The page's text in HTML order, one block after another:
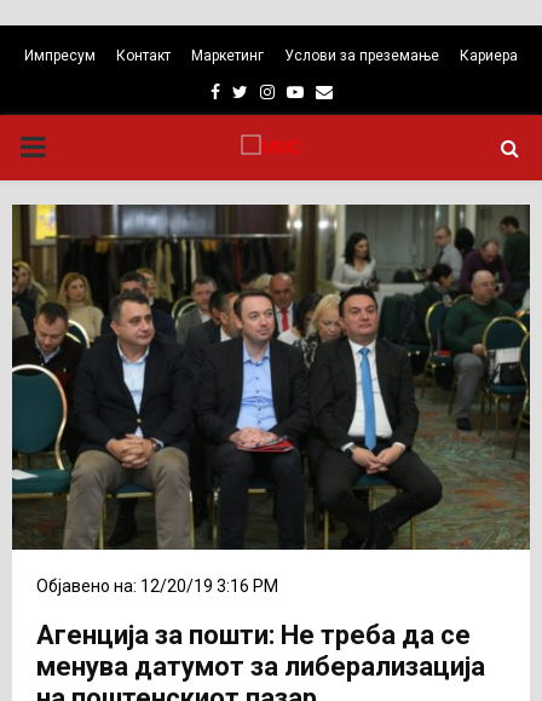
Импресум Контакт Маркетинг Услови за преземање Кариера
Facebook
TwitterInstagram
Youtube
Email
PRIMARY
MENU
Објавено на: 12/20/19 3:16 PM
Агенција за пошти: Не треба да се
менува датумот за либерализација